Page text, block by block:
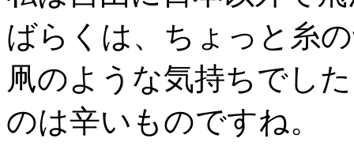
ばらくは、ちょっと糸
凧のような気持ちでし
のは辛いものですね。